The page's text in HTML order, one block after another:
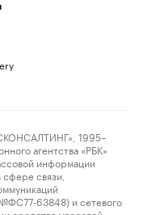
1995–
агентства «РБК»
информации
связи,
63848) и сетевого